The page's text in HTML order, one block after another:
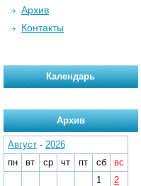
Архив
Контакты
Календарь
Архив
Август - 2026
пн
вт ср чт пт сб
вс
1
2